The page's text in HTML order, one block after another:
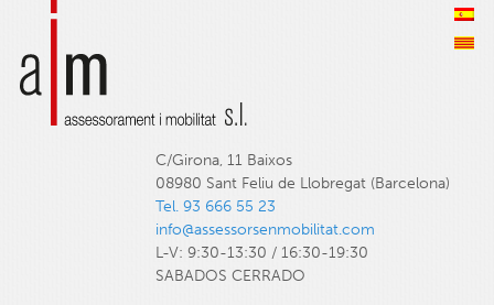
C/Girona, 11 Baixos
08980 Sant Feliu de Llobregat (Barcelona)
Tel. 93 666 55 23
info@assessorsenmobilitat.com
L-V: 9:30-13:30 / 16:30-19:30
SABADOS CERRADO